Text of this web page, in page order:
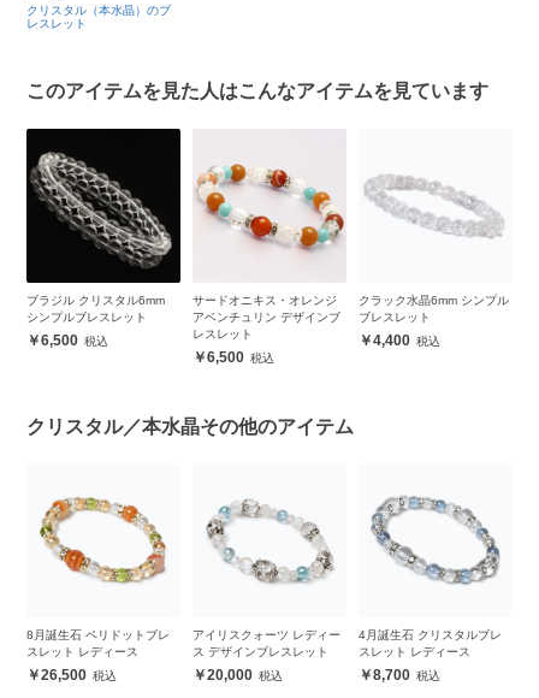
クリスタル（本水晶）のブ
レスレット
このアイテムを見た人はこんなアイテムを見ています
ブラジル クリスタル6mm
シンプルブレスレット
6,500
サードオニキス・オレンジ
アベンチュリン デザインブ
レスレット
6,500
クラック水晶6mm シンプル
ブレスレット
4,400
クリスタル／本水晶その他のアイテム
8月誕生石 ペリドットブレ
スレット レディース
26,500
アイリスクォーツ レディー
ス デザインブレスレット
20,000
4月誕生石 クリスタルブレ
スレット レディース
8,700